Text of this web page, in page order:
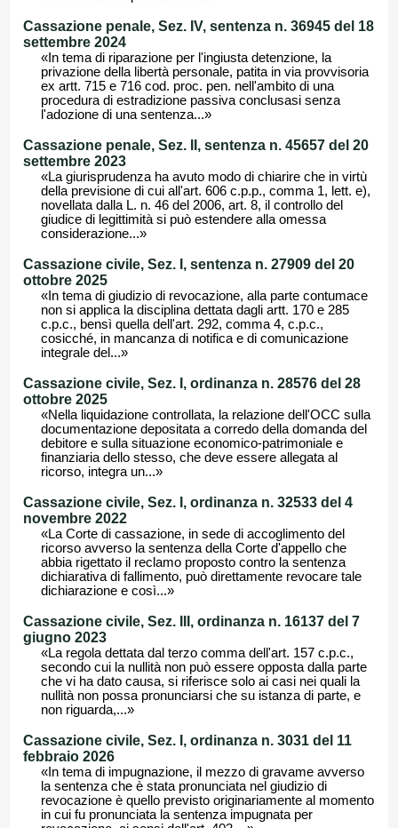
Cassazione penale, Sez. IV, sentenza n. 36945 del 18
settembre 2024
«In tema di riparazione per l'ingiusta detenzione, la
privazione della libertà personale, patita in via provvisoria
ex artt. 715 e 716 cod. proc. pen. nell'ambito di una
procedura di estradizione passiva conclusasi senza
l'adozione di una sentenza...»
Cassazione penale, Sez. II, sentenza n. 45657 del 20
settembre 2023
«La giurisprudenza ha avuto modo di chiarire che in virtù
della previsione di cui all'art. 606 c.p.p., comma 1, lett. e),
novellata dalla L. n. 46 del 2006, art. 8, il controllo del
giudice di legittimità si può estendere alla omessa
considerazione...»
Cassazione civile, Sez. I, sentenza n. 27909 del 20
ottobre 2025
«In tema di giudizio di revocazione, alla parte contumace
non si applica la disciplina dettata dagli artt. 170 e 285
c.p.c., bensì quella dell'art. 292, comma 4, c.p.c.,
cosicché, in mancanza di notifica e di comunicazione
integrale del...»
Cassazione civile, Sez. I, ordinanza n. 28576 del 28
ottobre 2025
«Nella liquidazione controllata, la relazione dell'OCC sulla
documentazione depositata a corredo della domanda del
debitore e sulla situazione economico-patrimoniale e
finanziaria dello stesso, che deve essere allegata al
ricorso, integra un...»
Cassazione civile, Sez. I, ordinanza n. 32533 del 4
novembre 2022
«La Corte di cassazione, in sede di accoglimento del
ricorso avverso la sentenza della Corte d'appello che
abbia rigettato il reclamo proposto contro la sentenza
dichiarativa di fallimento, può direttamente revocare tale
dichiarazione e così...»
Cassazione civile, Sez. III, ordinanza n. 16137 del 7
giugno 2023
«La regola dettata dal terzo comma dell'art. 157 c.p.c.,
secondo cui la nullità non può essere opposta dalla parte
che vi ha dato causa, si riferisce solo ai casi nei quali la
nullità non possa pronunciarsi che su istanza di parte, e
non riguarda,...»
Cassazione civile, Sez. I, ordinanza n. 3031 del 11
febbraio 2026
«In tema di impugnazione, il mezzo di gravame avverso
la sentenza che è stata pronunciata nel giudizio di
revocazione è quello previsto originariamente al momento
in cui fu pronunciata la sentenza impugnata per